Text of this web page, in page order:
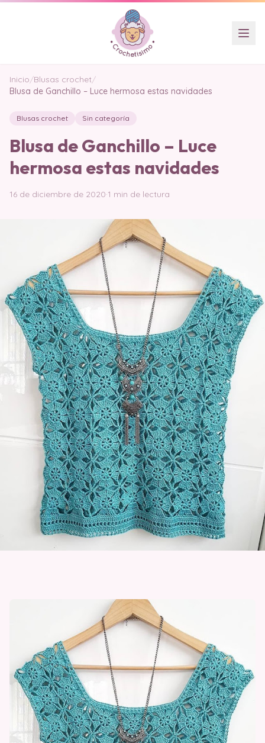
Inicio/Blusas crochet/
Blusa de Ganchillo – Luce hermosa estas navidades
Blusas crochet Sin categoría
Blusa de Ganchillo – Luce
hermosa estas navidades
16 de diciembre de 2020·1 min de lectura